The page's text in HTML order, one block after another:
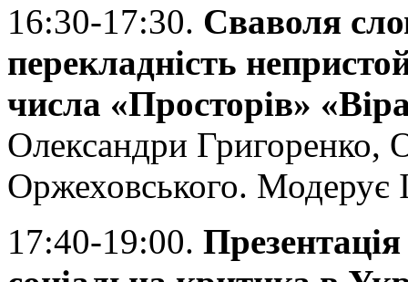
16:30-17:30. Сваволя
перекладність
числа «Просторів»
Олександри Григоренко,
Оржеховського. Модерує
17:40-19:00.